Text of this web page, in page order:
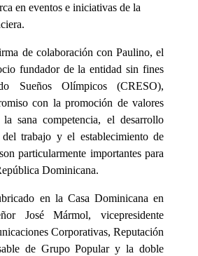
en eventos e iniciativas de la
de colaboración con Paulino, el
fundador de la entidad sin fines
Sueños Olímpicos (CRESO),
con la promoción de valores
sana competencia, el desarrollo
trabajo y el establecimiento de
particularmente importantes para
Dominicana.
en la Casa Dominicana en
José Mármol, vicepresidente
Corporativas, Reputación
de Grupo Popular y la doble